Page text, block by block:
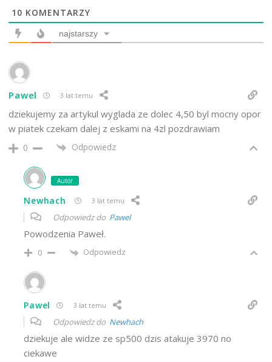
10 KOMENTARZY
najstarszy
Pawel 3 lat temu
dziekujemy za artykul wyglada ze dolec 4,50 byl mocny opor
w piatek czekam dalej z eskami na 4zl pozdrawiam
0 Odpowiedz
Autor
Newhach 3 lat temu
Odpowiedz do Pawel
Powodzenia Paweł.
0 Odpowiedz
Pawel 3 lat temu
Odpowiedz do Newhach
dziekuje ale widze ze sp500 dzis atakuje 3970 no
ciekawe